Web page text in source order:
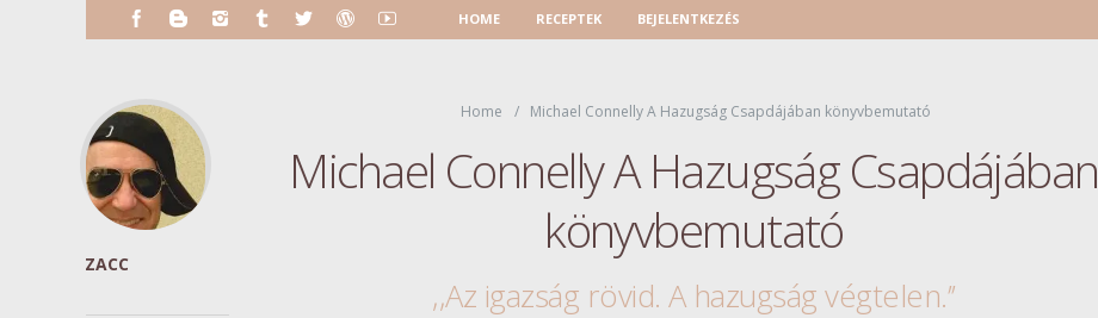
HOME RECEPTEK BEJELENTKEZÉS
Home Michael Connelly A Hazugság Csapdájában könyvbemutató
Michael Connelly A Hazugság Csapdájában
könyvbemutató
,,Az igazság rövid. A hazugság végtelen.’’
ZACC